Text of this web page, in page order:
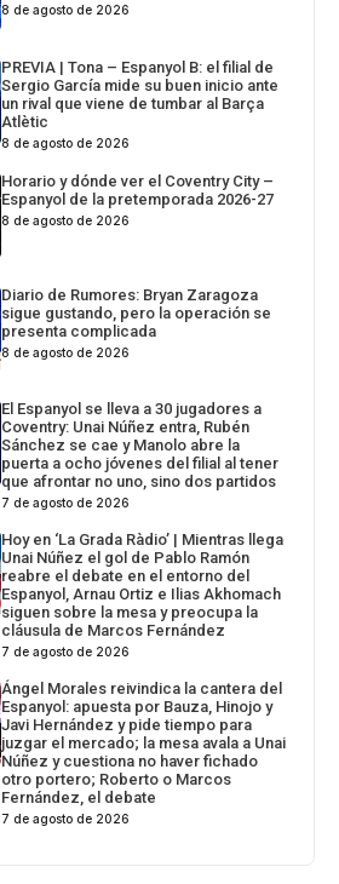
8 de agosto de 2026
PREVIA | Tona – Espanyol B: el filial de
Sergio García mide su buen inicio ante
un rival que viene de tumbar al Barça
Atlètic
8 de agosto de 2026
Horario y dónde ver el Coventry City –
Espanyol de la pretemporada 2026-27
8 de agosto de 2026
Diario de Rumores: Bryan Zaragoza
sigue gustando, pero la operación se
presenta complicada
8 de agosto de 2026
El Espanyol se lleva a 30 jugadores a
Coventry: Unai Núñez entra, Rubén
Sánchez se cae y Manolo abre la
puerta a ocho jóvenes del filial al tener
que afrontar no uno, sino dos partidos
7 de agosto de 2026
Hoy en ‘La Grada Ràdio’ | Mientras llega
Unai Núñez el gol de Pablo Ramón
reabre el debate en el entorno del
Espanyol, Arnau Ortiz e Ilias Akhomach
siguen sobre la mesa y preocupa la
cláusula de Marcos Fernández
7 de agosto de 2026
Ángel Morales reivindica la cantera del
Espanyol: apuesta por Bauza, Hinojo y
Javi Hernández y pide tiempo para
juzgar el mercado; la mesa avala a Unai
Núñez y cuestiona no haver fichado
otro portero; Roberto o Marcos
Fernández, el debate
7 de agosto de 2026